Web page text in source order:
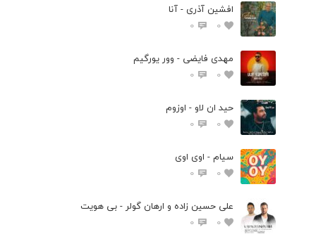
افشین آذری - آنا
0
0
مهدی فایضی - وور یورگیم
0
0
حید ان لاو - اوزوم
0
0
سیام - اوی اوی
0
0
علی حسین زاده و ارهان گولر - بی هویت
0
0